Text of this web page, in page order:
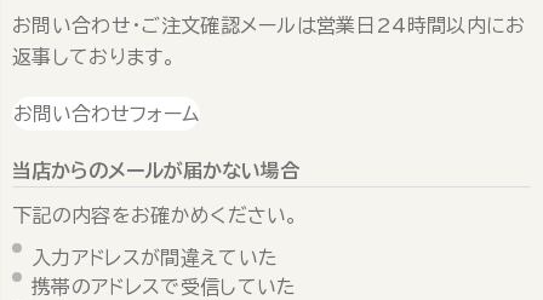
お問い合わせ・ご注文確認メールは営業日24時間以内にお
返事しております。
お問い合わせフォーム
当店からのメールが届かない場合
下記の内容をお確かめください。
入力アドレスが間違えていた
携帯のアドレスで受信していた